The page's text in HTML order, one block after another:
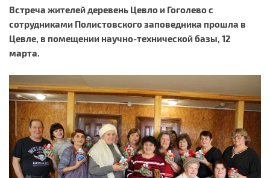
Встреча жителей деревень Цевло и Гоголево с
сотрудниками Полистовского заповедника прошла в
Цевле, в помещении научно-технической базы, 12
марта.